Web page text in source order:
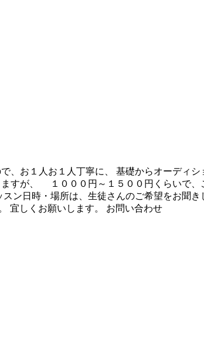
、お１人お１人丁寧に、 基礎からオーデ
すが、 １０００円～１５００円くらいで
ン日時・場所は、生徒さんのご希望をお聞
宜しくお願いします。 お問い合わせ